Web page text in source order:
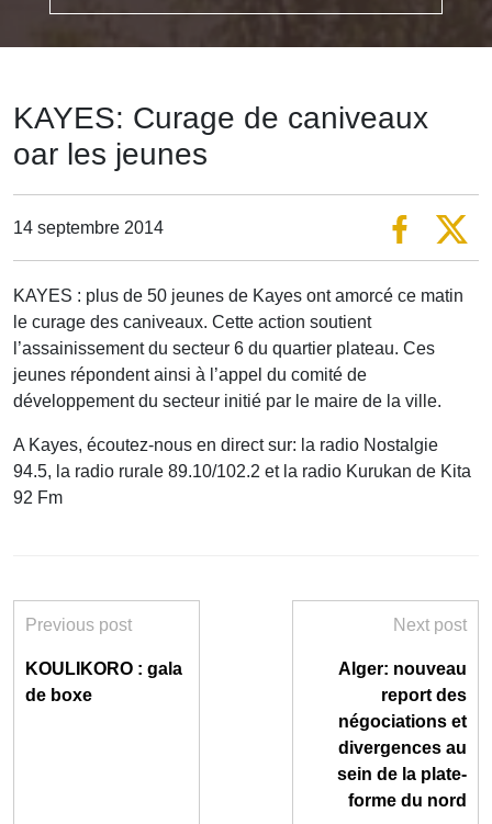
KAYES: Curage de caniveaux
oar les jeunes
14 septembre 2014
KAYES : plus de 50 jeunes de Kayes ont amorcé ce matin
le curage des caniveaux. Cette action soutient
l’assainissement du secteur 6 du quartier plateau. Ces
jeunes répondent ainsi à l’appel du comité de
développement du secteur initié par le maire de la ville.
A Kayes, écoutez-nous en direct sur: la radio Nostalgie
94.5, la radio rurale 89.10/102.2 et la radio Kurukan de Kita
92 Fm
Previous post
KOULIKORO : gala
de boxe
Next post
Alger: nouveau
report des
négociations et
divergences au
sein de la plate-
forme du nord